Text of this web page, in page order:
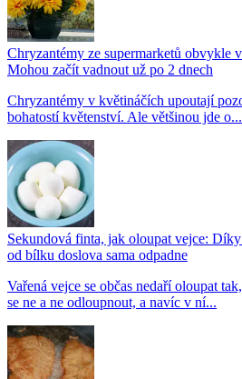
Chryzantémy ze supermarketů obvykle
Mohou začít vadnout už po 2 dnech
Chryzantémy v květináčích upoutají
bohatostí květenství. Ale většinou jde o...
Sekundová finta, jak oloupat vejce:
od bílku doslova sama odpadne
Vařená vejce se občas nedaří oloupat
se ne a ne odloupnout, a navíc v ní...